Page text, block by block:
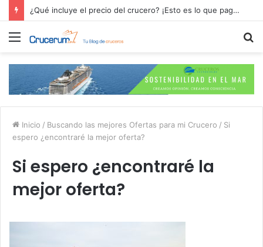
¿Qué incluye el precio del crucero? ¡Esto es lo que pagas por tu aventura en alta mar!
Menú
Inicio / Buscando las mejores Ofertas para mi Crucero / Si
espero ¿encontraré la mejor oferta?
Si espero ¿encontraré la
mejor oferta?